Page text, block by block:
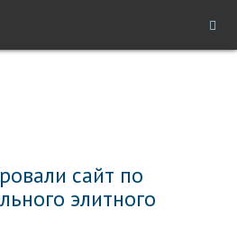
сайт по
элитного